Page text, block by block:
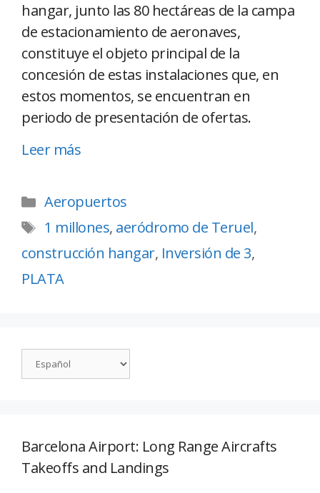
hangar, junto las 80 hectáreas de la campa
de estacionamiento de aeronaves,
constituye el objeto principal de la
concesión de estas instalaciones que, en
estos momentos, se encuentran en
periodo de presentación de ofertas.
Leer más
Aeropuertos
1 millones, aeródromo de Teruel,
construcción hangar, Inversión de 3,
PLATA
Barcelona Airport: Long Range Aircrafts
Takeoffs and Landings